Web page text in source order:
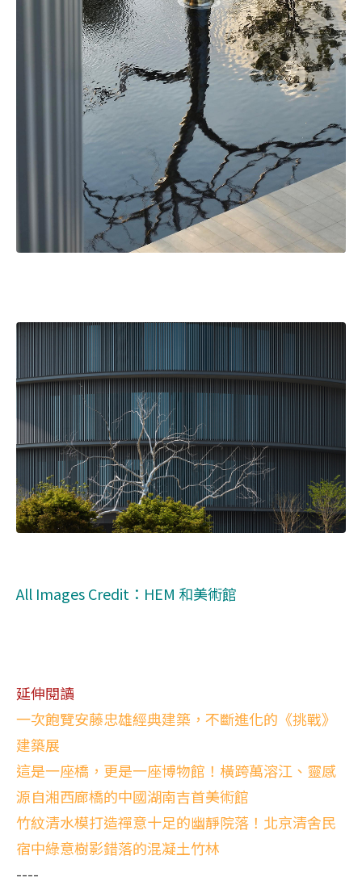
All Images Credit：HEM 和美術館
延伸閱讀
一次飽覽安藤忠雄經典建築，不斷進化的《挑戰》
建築展
這是一座橋，更是一座博物館！橫跨萬溶江、靈感
源自湘西廊橋的中國湖南吉首美術館
竹紋清水模打造禪意十足的幽靜院落！北京清舍民
宿中綠意樹影錯落的混凝土竹林
----